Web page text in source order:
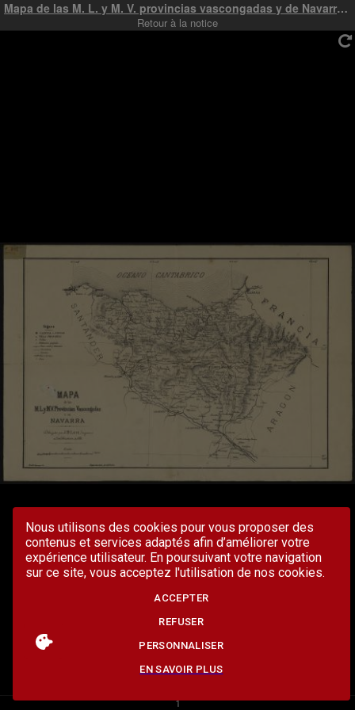
Nous utilisons des cookies pour vous proposer des
contenus et services adaptés afin d’améliorer votre
expérience utilisateur. En poursuivant votre navigation
sur ce site, vous acceptez l'utilisation de nos cookies.
ACCEPTER
REFUSER
PERSONNALISER
EN SAVOIR PLUS